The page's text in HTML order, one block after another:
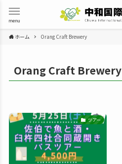
menu
ホーム Orang Craft Brewery
Orang Craft Brewery
ツアー